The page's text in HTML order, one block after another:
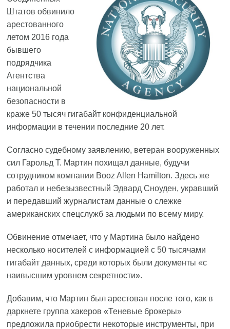
Штатов обвинило
арестованного
летом 2016 года
бывшего
подрядчика
Агентства
национальной
безопасности в
краже 50 тысяч гигабайт конфиденциальной
информации в течении последние 20 лет.
Согласно судебному заявлению, ветеран вооруженных
сил Гарольд Т. Мартин похищал данные, будучи
сотрудником компании Booz Allen Hamilton. Здесь же
работал и небезызвестный Эдвард Сноуден, укравший
и передавший журналистам данные о слежке
американских спецслужб за людьми по всему миру.
Обвинение отмечает, что у Мартина было найдено
несколько носителей с информацией с 50 тысячами
гигабайт данных, среди которых были документы «с
наивысшим уровнем секретности».
Добавим, что Мартин был арестован после того, как в
даркнете группа хакеров «Теневые брокеры»
предложила приобрести некоторые инструменты, при